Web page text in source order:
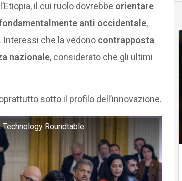
il cui ruolo dovrebbe orientare
anti occidentale,
Interessi che la vedono contrapposta
nazionale, considerato che gli ultimi
sotto il profilo dell’innovazione.
Roundtable